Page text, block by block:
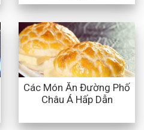
Các Món Ăn Đường Phố
Châu Á Hấp Dẫn